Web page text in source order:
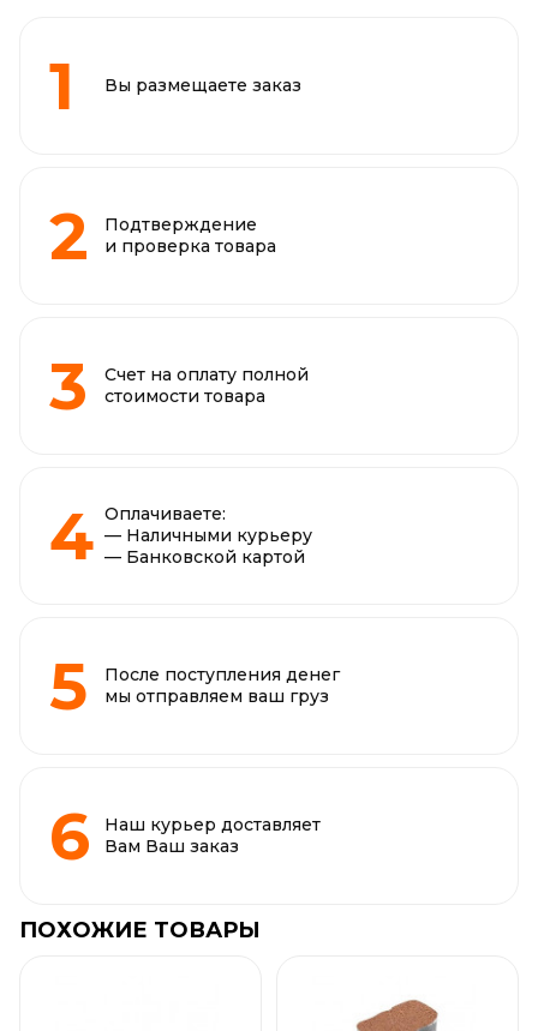
Вы размещаете заказ
Подтверждение
и проверка товара
Счет на оплату полной
стоимости товара
Оплачиваете:
— Наличными курьеру
— Банковской картой
После поступления денег
мы отправляем ваш груз
Наш курьер доставляет
Вам Ваш заказ
ПОХОЖИЕ ТОВАРЫ